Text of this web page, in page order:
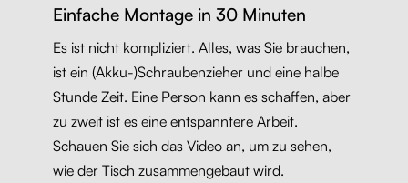
Einfache Montage in 30 Minuten
Es ist nicht kompliziert. Alles, was Sie brauchen,
ist ein (Akku-)Schraubenzieher und eine halbe
Stunde Zeit. Eine Person kann es schaffen, aber
zu zweit ist es eine entspanntere Arbeit.
Schauen Sie sich das Video an, um zu sehen,
wie der Tisch zusammengebaut wird.